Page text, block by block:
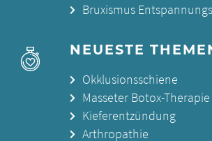
Bruxismus
NEUESTE
Okklusionsschiene
Masseter Botox-Therapie
Kieferentzündung
Arthropathie